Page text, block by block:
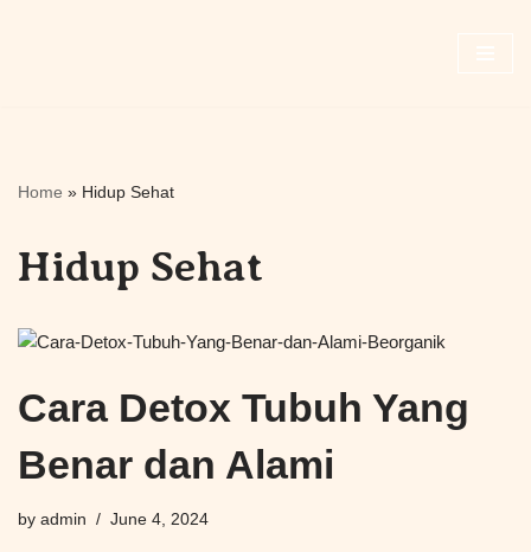
Home » Hidup Sehat
Hidup Sehat
Cara Detox Tubuh Yang
Benar dan Alami
by admin June 4, 2024